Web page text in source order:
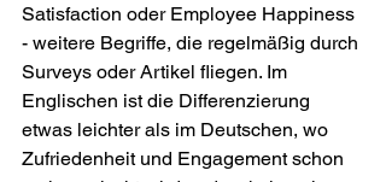
Satisfaction oder Employee Happiness
- weitere Begriffe, die regelmäßig durch
Surveys oder Artikel fliegen. Im
Englischen ist die Differenzierung
etwas leichter als im Deutschen, wo
Zufriedenheit und Engagement schon